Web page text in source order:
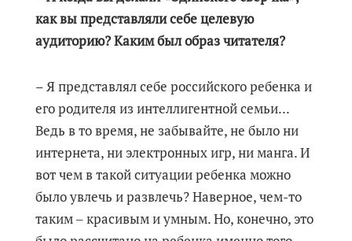
как вы представляли себе целевую
аудиторию? Каким был образ читателя?
– Я представлял себе российского ребенка и
его родителя из интеллигентной семьи...
Ведь в то время, не забывайте, не было ни
интернета, ни электронных игр, ни манга. И
вот чем в такой ситуации ребенка можно
было увлечь и развлечь? Наверное, чем-то
таким ‒ красивым и умным. Но, конечно, это